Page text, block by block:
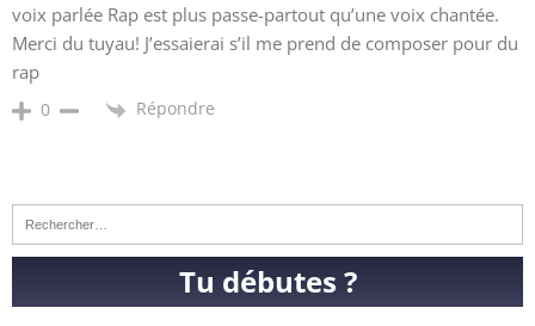
voix parlée Rap est plus passe-partout qu’une voix chantée.
Merci du tuyau! J’essaierai s’il me prend de composer pour du
rap
0 Répondre
Tu débutes ?